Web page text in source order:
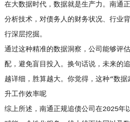
在大数据时代，数据就是生产力。南通
分析技术，对债务人的财务状况、行业
行深层挖掘。
通过这种精准的数据洞察，公司能够评
配，避免盲目投入。换句话说，未来的
越详细，胜算越大。你觉得，这种“数
升工作效率呢
综上所述，南通正规追债公司在2025年